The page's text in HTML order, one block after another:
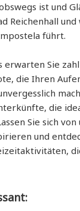
ist und
Reichenhall
führt.
erwarten Sie
die Ihren
die
Sie sich
und